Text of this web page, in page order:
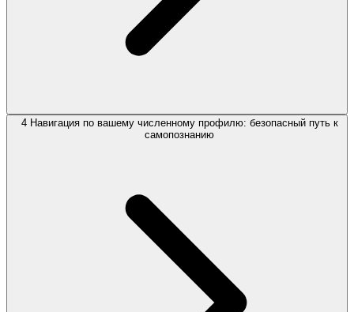
4 Навигация по вашему численному профилю: безопасный путь к
самопознанию